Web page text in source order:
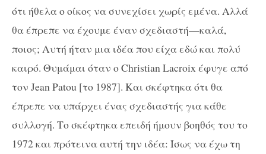
ότι ήθελα ο οίκος να συνεχίσει χωρίς εμένα. Αλλά
θα έπρεπε να έχουμε έναν σχεδιαστή—καλά,
ποιος; Αυτή ήταν μια ιδέα που είχα εδώ και πολύ
καιρό. Θυμάμαι όταν ο Christian Lacroix έφυγε από
τον Jean Patou [το 1987]. Και σκέφτηκα ότι θα
έπρεπε να υπάρχει ένας σχεδιαστής για κάθε
συλλογή. Το σκέφτηκα επειδή ήμουν βοηθός του το
1972 και πρότεινα αυτή την ιδέα: Ίσως να έχω τη